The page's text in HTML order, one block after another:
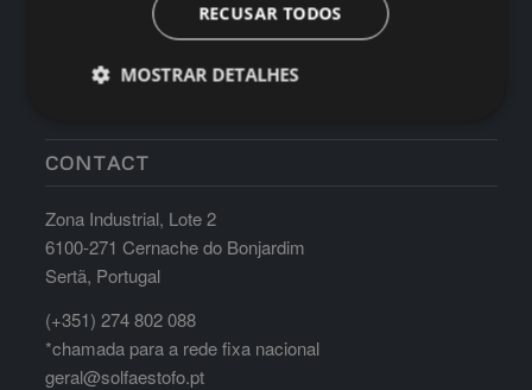
CONTACT
Zona Industrial, Lote 2
6100-271 Cernache do Bonjardim
Sertã, Portugal
(+351) 274 802 088
*chamada para a rede fixa nacional
geral@solfaestofo.pt
RECUSAR TODOS
MOSTRAR DETALHES